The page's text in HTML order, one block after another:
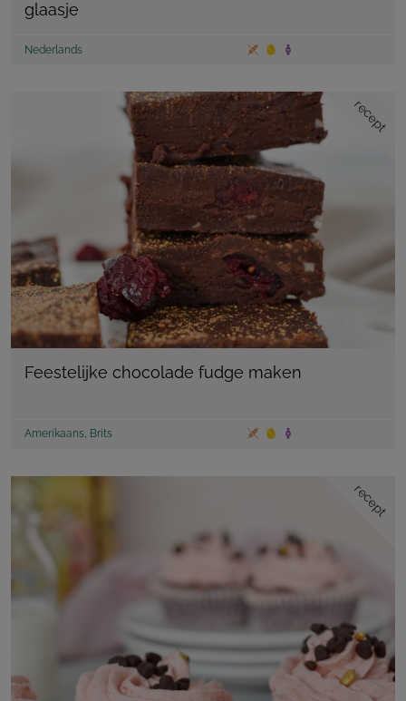
glaasje
Nederlands
recept
Feestelijke chocolade fudge maken
Amerikaans, Brits
recept